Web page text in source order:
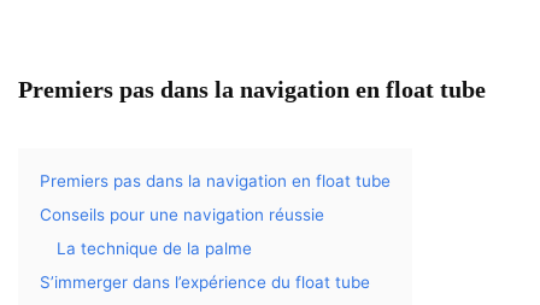
Premiers pas dans la navigation en float tube
Premiers pas dans la navigation en float tube
Conseils pour une navigation réussie
La technique de la palme
S’immerger dans l’expérience du float tube